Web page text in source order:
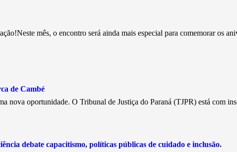
mês, o encontro será ainda mais especial para comemorar os
de Cambé
nova oportunidade. O Tribunal de Justiça do Paraná (TJPR) está com
debate capacitismo, políticas públicas de cuidado e inclusão.